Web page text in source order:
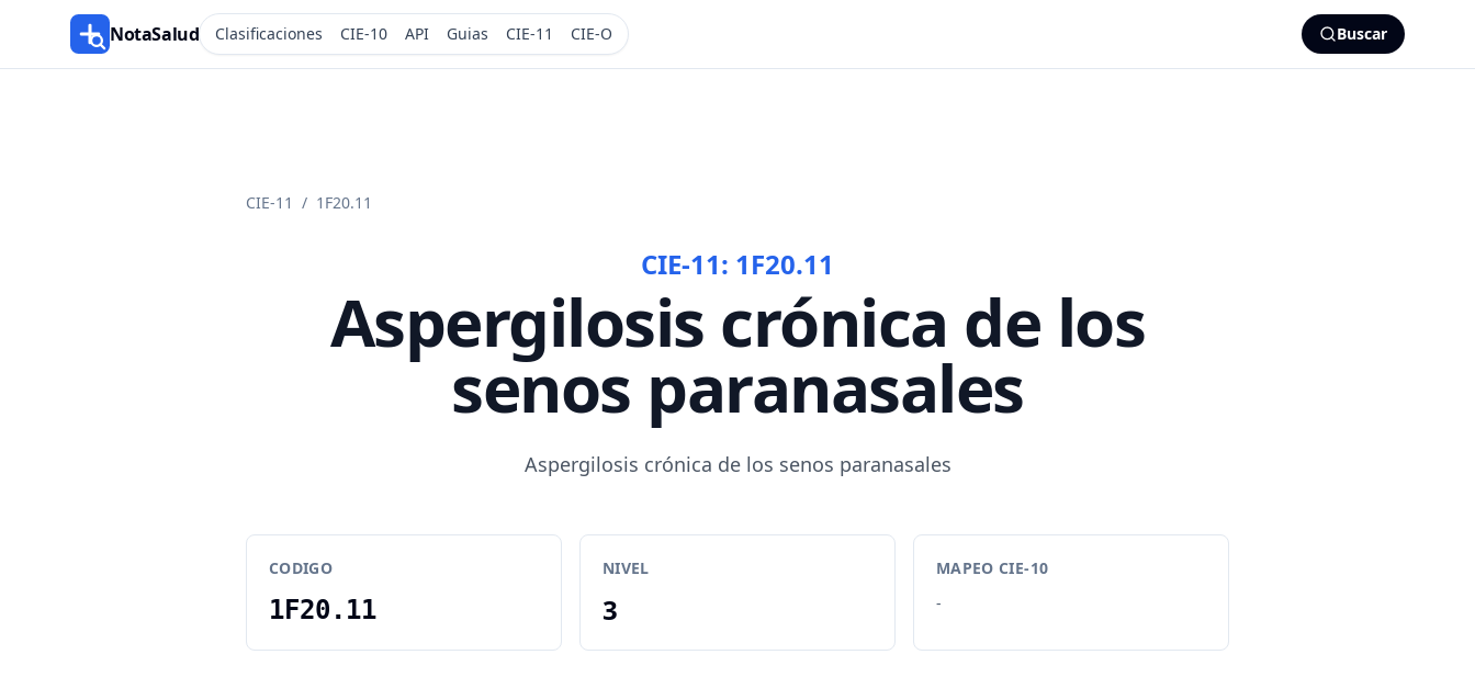
NotaSalud Clasificaciones CIE-10 API Guias CIE-11 CIE-O Buscar
CIE-11 / 1F20.11
CIE-11: 1F20.11
Aspergilosis crónica de los
senos paranasales
Aspergilosis crónica de los senos paranasales
CODIGO
1F20.11
NIVEL
3
MAPEO CIE-10
-